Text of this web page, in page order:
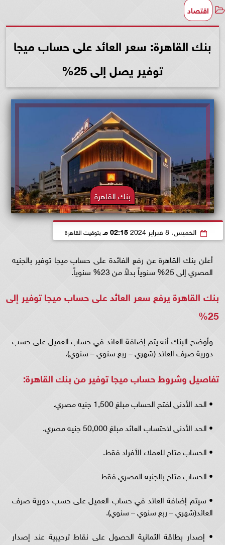
اقتصاد
بنك القاهرة: سعر العائد على حساب ميجا
توفير يصل إلى 25%
بنك القاهرة
الخميس، 8 فبراير 2024 02:15 مـ بتوقيت القاهرة
أعلن بنك القاهرة عن رفع الفائدة على حساب ميجا توفير بالجنيه
المصري إلى 25% سنوياً بدلاً من 23% سنوياً.
بنك القاهرة يرفع سعر العائد على حساب ميجا توفير إلى
25%
وأوضح البنك أنه يتم إضافة العائد في حساب العميل على حسب
دورية صرف العائد (شهري – ربع سنوي – سنوي).
تفاصيل وشروط حساب ميجا توفير من بنك القاهرة:
• الحد الأدنى لفتح الحساب مبلغ 1,500 جنيه مصري.
• الحد الأدنى لاحتساب العائد مبلغ 50,000 جنيه مصري.
• الحساب متاح للعملاء الأفراد فقط.
• الحساب متاح بالجنيه المصري فقط
• سيتم إضافة العائد في حساب العميل على حسب دورية صرف
العائد(شهري – ربع سنوي – سنوي).
• إصدار بطاقة الثمانية الحصول على نقاط ترحيبية عند إصدار